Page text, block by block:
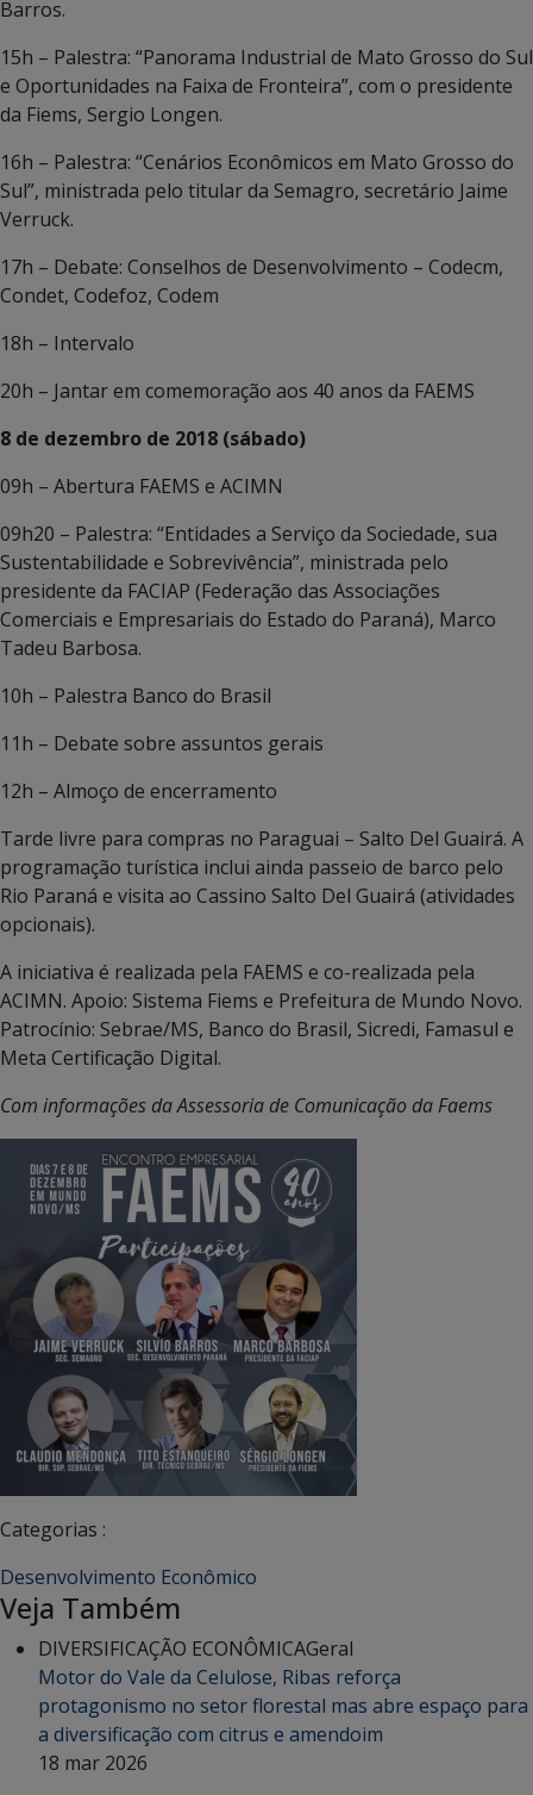
Barros.
15h – Palestra: “Panorama Industrial de Mato Grosso do Sul
e Oportunidades na Faixa de Fronteira”, com o presidente
da Fiems, Sergio Longen.
16h – Palestra: “Cenários Econômicos em Mato Grosso do
Sul”, ministrada pelo titular da Semagro, secretário Jaime
Verruck.
17h – Debate: Conselhos de Desenvolvimento – Codecm,
Condet, Codefoz, Codem
18h – Intervalo
20h – Jantar em comemoração aos 40 anos da FAEMS
8 de dezembro de 2018 (sábado)
09h – Abertura FAEMS e ACIMN
09h20 – Palestra: “Entidades a Serviço da Sociedade, sua
Sustentabilidade e Sobrevivência”, ministrada pelo
presidente da FACIAP (Federação das Associações
Comerciais e Empresariais do Estado do Paraná), Marco
Tadeu Barbosa.
10h – Palestra Banco do Brasil
11h – Debate sobre assuntos gerais
12h – Almoço de encerramento
Tarde livre para compras no Paraguai – Salto Del Guairá. A
programação turística inclui ainda passeio de barco pelo
Rio Paraná e visita ao Cassino Salto Del Guairá (atividades
opcionais).
A iniciativa é realizada pela FAEMS e co-realizada pela
ACIMN. Apoio: Sistema Fiems e Prefeitura de Mundo Novo.
Patrocínio: Sebrae/MS, Banco do Brasil, Sicredi, Famasul e
Meta Certificação Digital.
Com informações da Assessoria de Comunicação da Faems
Categorias :
Desenvolvimento Econômico
Veja Também
DIVERSIFICAÇÃO ECONÔMICAGeral
Motor do Vale da Celulose, Ribas reforça
protagonismo no setor florestal mas abre espaço para
a diversificação com citrus e amendoim
18 mar 2026